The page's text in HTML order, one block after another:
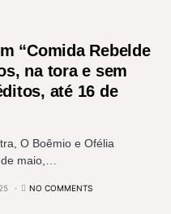
“Comida Rebelde
na tora e sem
até 16 de
O Boêmio e Ofélia
maio,…
NO COMMENTS